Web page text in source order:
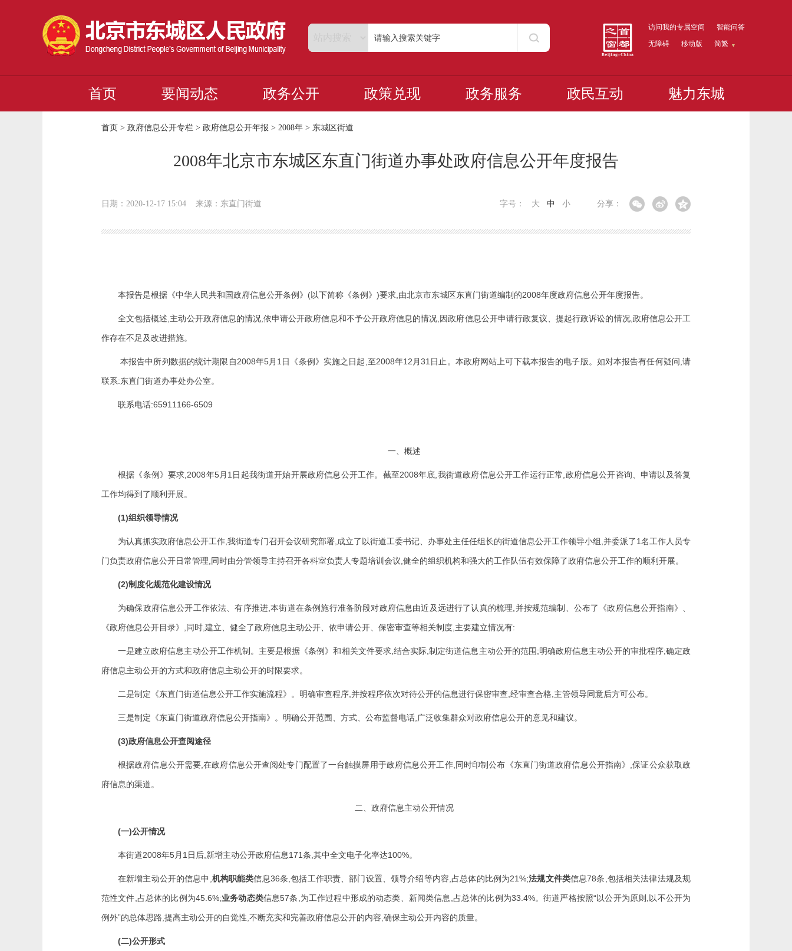
访问我的专属空间
智能问答
无障碍
移动版 简繁
首页 要闻动态 政务公开 政策兑现 政务服务 政民互动 魅力东城
首页 > 政府信息公开专栏 > 政府信息公开年报 > 2008年 > 东城区街道
2008年北京市东城区东直门街道办事处政府信息公开年度报告
日期：2020-12-17 15:04 来源：东直门街道 分享：
字号： 大 中 小
本报告是根据《中华人民共和国政府信息公开条例》 (以下简称《条例》 )要求 由北京市东城区东直门街道编制的2008年度政府信息公开年度报告。
全文包括概述 主动公开政府信息的情况 ,依申请公开政府信息和不予公开政府信息的情况 因政府信息公开申请行政复议、提起行政诉讼的情况, 政府信息公开工
作存在不足及改进措施。
本报告中所列数据的统计期限自 2008年5月 1 日《条例》实施之日起 至 2008年12 月31 日止。本政府网站上可下载本报告的电子版。如对本报告有任何疑问 请
联系:东直门街道办事处办公室。
联系电话:65911166-6509
一、概述
根据《条例》要求 ,2008年5月 1 日起我街道开始开展政府信息公开工作。截至 2008年底 我街道政府信息公开工作运行正常 政府信息公开咨询、申请以及答复
工作均得到了顺利开展。
(1)组织领导情况
为认真抓实政府信息公开工作 我街道专门召开会议研究部署 成立了以街道工委书记、办事处主任任组长的街道信息公开工作领导小组 并委派了 1 名工作人员专
门负责政府信息公开日常管理 同时由分管领导主持召开各科室负责人专题培训会议 健全的组织机构和强大的工作队伍有效保障了政府信息公开工作的顺利开展。
(2)制度化规范化建设情况
为确保政府信息公开工作依法、有序推进 ,本街道在条例施行准备阶段对政府信息由近及远进行了认真的梳理 并按规范编制、公布了《政府信息公开指南》、
《政府信息公开目录》 同时 建立、健全了政府信息主动公开、依申请公开、保密审查等相关制度 主要建立情况有:
一是建立政府信息主动公开工作机制。主要是根据《条例》和相关文件要求, 结合实际 ,制定街道信息主动公开的范围 ;明确政府信息主动公开的审批程序;确定政
府信息主动公开的方式和政府信息主动公开的时限要求。
二是制定《东直门街道信息公开工作实施流程》。明确审查程序 并按程序依次对待公开的信息进行保密审查 经审查合格 主管领导同意后方可公布。
三是制定《东直门街道政府信息公开指南》。明确公开范围、方式、公布监督电话 广泛收集群众对政府信息公开的意见和建议。
(3)政府信息公开查阅途径
根据政府信息公开需要 ,在政府信息公开查阅处专门配置了一台触摸屏用于政府信息公开工作, 同时印制公布《东直门街道政府信息公开指南》 ,保证公众获取政
府信息的渠道。
二、政府信息主动公开情况
(一)公开情况
本街道2008年5月 1 日后 新增主动公开政府信息171 条 其中全文电子化率达100%。
在新增主动公开的信息中 机构职能类信息36条 ,包括工作职责、部门设置、领导介绍等内容 占总体的比例为21%;法规文件类信息78条 包括相关法律法规及规
范性文件 占总体的比例为45.6%;业务动态类信息57条 为工作过程中形成的动态类、新闻类信息 占总体的比例为33.4%。街道严格按照“ 以公开为原则 以不公开为
例外”的总体思路 提高主动公开的自觉性 不断充实和完善政府信息公开的内容 确保主动公开内容的质量。
(二)公开形式